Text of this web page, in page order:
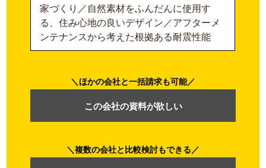
家づくり／自然素材をふんだんに使用す
る、住み心地の良いデザイン／アフターメ
ンテナンスから考えた根拠ある耐震性能
複数の会社と比較検討もできる
ほかの会社と一括請求も可能
この会社の資料が欲しい